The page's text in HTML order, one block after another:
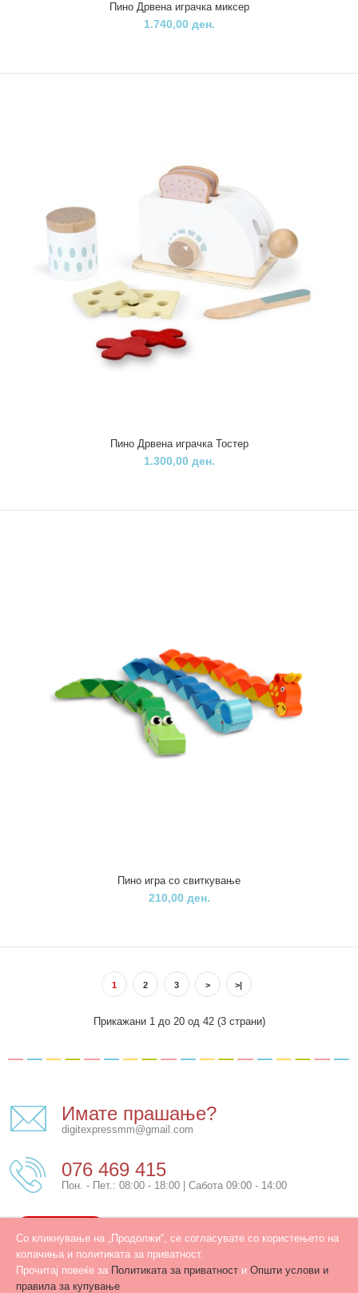
Со кликнување на „Продолжи“, се согласувате со користењето на
колачиња и политиката за приватност.
Прочитај повеќе за Политиката за приватност и Општи услови и
правила за купување
Пино Дрвен камион за превоз на автомобили
..
Пино Дрвена играчка миксер
1.740,00 ден.
Пино Дрвена играчка Тостер
1.300,00 ден.
Пино игра со свиткување
210,00 ден.
1 2 3 > >|
Прикажани 1 до 20 од 42 (3 страни)
Имате прашање?
digitexpressmm@gmail.com
076 469 415
Пон. - Пет.: 08:00 - 18:00 | Сабота 09:00 - 14:00